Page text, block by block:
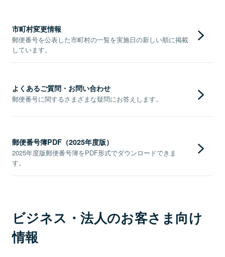
市町村変更情報
郵便番号を公表した市町村の一覧を実施日の新しい順に掲載
しています。
よくあるご質問・お問い合わせ
郵便番号に関するさまざまな疑問にお答えします。
郵便番号簿PDF（2025年度版）
2025年度版郵便番号簿をPDF形式でダウンロードできま
す。
ビジネス・法人のお客さま向け
情報